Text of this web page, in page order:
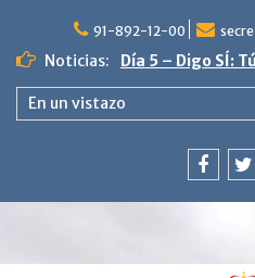
contenido
91-892-12-00
Noticias:
Día 5 – Digo SÍ:
4ª semana «La
PequeCas»
Día 9. Poniente
En un vistazo